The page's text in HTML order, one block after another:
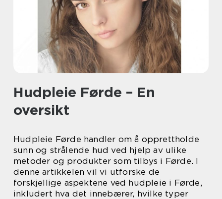
Hudpleie Førde – En
oversikt
Hudpleie Førde handler om å opprettholde
sunn og strålende hud ved hjelp av ulike
metoder og produkter som tilbys i Førde. I
denne artikkelen vil vi utforske de
forskjellige aspektene ved hudpleie i Førde,
inkludert hva det innebærer, hvilke typer